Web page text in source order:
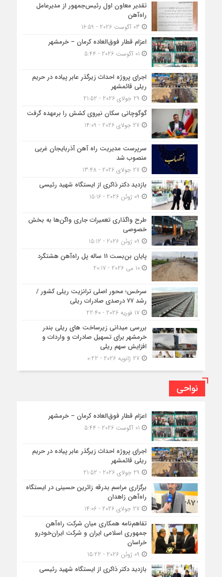
تقدیر معاون اول رئیس‌جمهور از مدیرعامل
راه‌آهن
اعزام قطار فوق‌العاده کرمان – خرمشهر
اجرای پروژه احداث زیرگذر عابر پیاده در حریم
ریلی قائمشهر
گوگوچانی سکان نیروی کشش را برعهده گرفت
سرپرست مدیریت راه آهن آذربایجان غربی
منصوب شد
بازدید دکتر ذاکری از ایستگاه شهید رئیسی
طرح واگذاری تعمیرات جاری واگن‌ها به بخش
خصوصی
پایان بن‌بست 11 ساله پل راه‌آهن هشتگرد
10 می 2026 - 20:17
سرخس؛ محور اصلی ترانزیت ریلی کشور /
رشد ۷۷ درصدی صادرات ریلی
بررسی میدانی زیرساخت های ریلی بندر
خرمشهر برای تسهیل صادرات و واردات و
افزایش سهم ریلی
نواحی
اعزام قطار فوق‌العاده کرمان – خرمشهر
اجرای پروژه احداث زیرگذر عابر پیاده در حریم
ریلی قائمشهر
برگزاری مراسم بدرقه زائرین حسینی در ایستگاه
راه‌آهن زاهدان
تفاهم‌نامه همکاری میان شرکت راه‌آهن
جمهوری اسلامی ایران و شرکت ایران‌خودرو
خراسان
بازدید دکتر ذاکری از ایستگاه شهید رئیسی